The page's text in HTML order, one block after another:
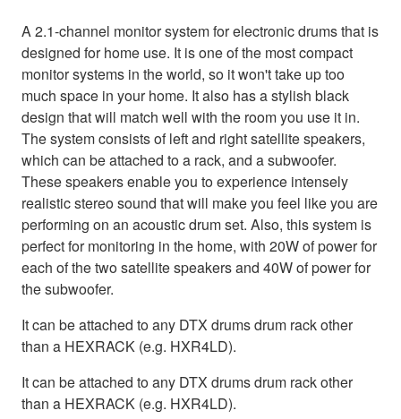
A 2.1-channel monitor system for electronic drums that is
designed for home use. It is one of the most compact
monitor systems in the world, so it won't take up too
much space in your home. It also has a stylish black
design that will match well with the room you use it in.
The system consists of left and right satellite speakers,
which can be attached to a rack, and a subwoofer.
These speakers enable you to experience intensely
realistic stereo sound that will make you feel like you are
performing on an acoustic drum set. Also, this system is
perfect for monitoring in the home, with 20W of power for
each of the two satellite speakers and 40W of power for
the subwoofer.
It can be attached to any DTX drums drum rack other
than a HEXRACK (e.g. HXR4LD).
It can be attached to any DTX drums drum rack other
than a HEXRACK (e.g. HXR4LD).